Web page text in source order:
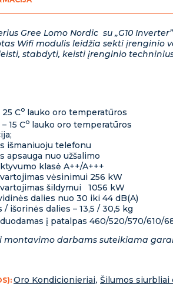
Gree Lomo Nordic su „G10
Wifi modulis leidžia sekti įrenginio
stabdyti, keisti įrenginio
Co lauko oro temperatūros
15 Co lauko oro temperatūros
išmaniuoju telefonu
apsauga nuo užšalimo
klasė A++/A+++
vėsinimui 256 kW
šildymui 1056 kW
dalies nuo 30 iki 44 dB(A)
išorinės dalies – 13,5 / 30,5 kg
į patalpas 460/520/570/610/
montavimo darbams suteikiama
Oro Kondicionieriai, Šilumos siurbliai